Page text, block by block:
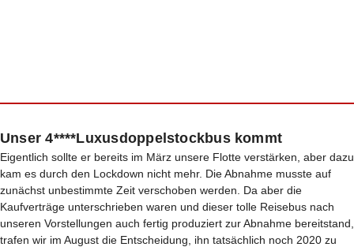
Unser 4****Luxusdoppelstockbus kommt
Eigentlich sollte er bereits im März unsere Flotte verstärken, aber dazu
kam es durch den Lockdown nicht mehr. Die Abnahme musste auf
zunächst unbestimmte Zeit verschoben werden. Da aber die
Kaufverträge unterschrieben waren und dieser tolle Reisebus nach
unseren Vorstellungen auch fertig produziert zur Abnahme bereitstand,
trafen wir im August die Entscheidung, ihn tatsächlich noch 2020 zu